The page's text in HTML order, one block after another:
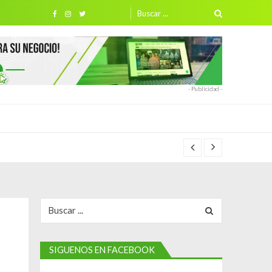
for:
- Publicidad -
for:
SIGUENOS EN FACEBOOK